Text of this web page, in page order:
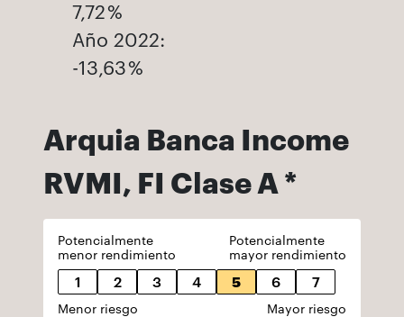
7,72 %
Año 2022:
-13,63 %
Arquia Banca Income
RVMI, FI Clase A *
Potencialmente
menor rendimiento
Potencialmente
mayor rendimiento
1 2 3 4 5 6 7
Menor riesgo Mayor riesgo